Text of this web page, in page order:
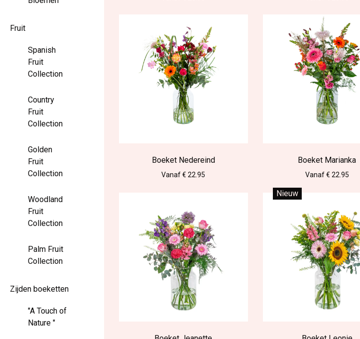
Fruit
Spanish
Fruit
Collection
Country
Fruit
Collection
Golden
Fruit
Collection
Woodland
Fruit
Collection
Palm Fruit
Collection
Zijden boeketten
"A Touch of
Nature "
Boeket Nedereind
Vanaf € 22.95
Boeket Marianka
Vanaf € 22.95
Nieuw